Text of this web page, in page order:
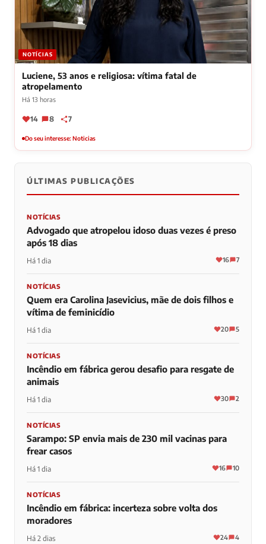
NOTÍCIAS
Luciene, 53 anos e religiosa: vítima fatal de
atropelamento
Há 13 horas
14 8 7
Do seu interesse: Noticias
ÚLTIMAS PUBLICAÇÕES
NOTÍCIAS
Advogado que atropelou idoso duas vezes é preso
após 18 dias
Há 1 dia 16 7
NOTÍCIAS
Quem era Carolina Jasevicius, mãe de dois filhos e
vítima de feminicídio
Há 1 dia 20 5
NOTÍCIAS
Incêndio em fábrica gerou desafio para resgate de
animais
Há 1 dia 30 2
NOTÍCIAS
Sarampo: SP envia mais de 230 mil vacinas para
frear casos
Há 1 dia 16 10
NOTÍCIAS
Incêndio em fábrica: incerteza sobre volta dos
moradores
Há 2 dias 24 4